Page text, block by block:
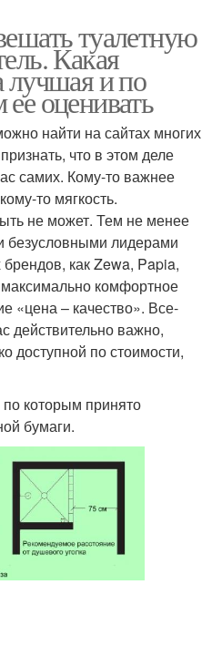
туалетную
Какая
лучшая и по
оценивать
найти на сайтах многих
что в этом деле
самих. Кому-то важнее
то мягкость.
не может. Тем не менее
безусловными лидерами
как Zewa, Papia,
комфортное
«цена – качество». Все-
действительно важно,
доступной по стоимости,
которым принято
бумаги.